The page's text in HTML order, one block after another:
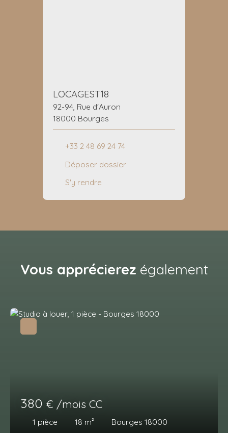
LOCAGEST18
92-94, Rue d'Auron
18000 Bourges
+33 2 48 69 24 74
Déposer dossier
S'y rendre
Vous apprécierez également
380 € /mois CC
1 pièce 18 m² Bourges 18000